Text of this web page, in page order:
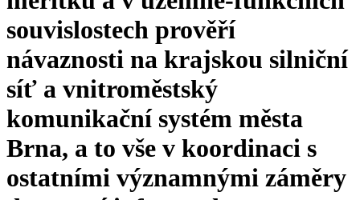
souvislostech prověří
návaznosti na krajskou silniční
síť a vnitroměstský
komunikační systém města
Brna, a to vše v koordinaci s
ostatními významnými záměry